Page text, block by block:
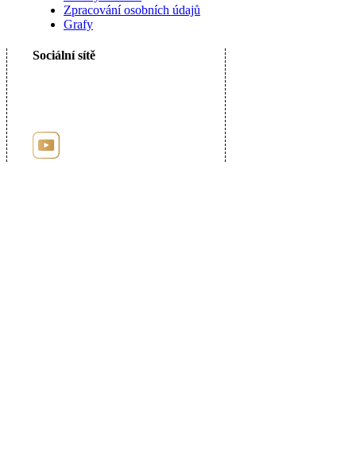
Zpracování osobních údajů
Grafy
Sociální sítě